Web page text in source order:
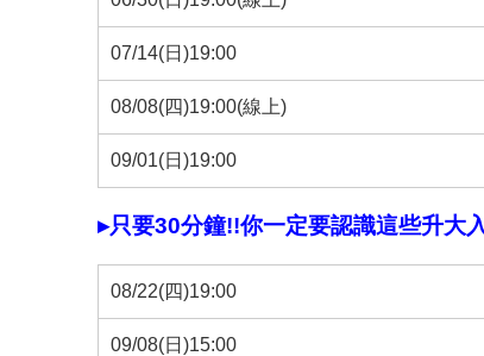
07/14(日)19:00
08/08(四)19:00(線上)
09/01(日)19:00
▸只要30分鐘!!你一定要認識這些升大
08/22(四)19:00
09/08(日)15:00